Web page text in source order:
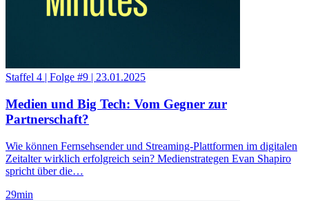
Staffel 4 | Folge #9 | 23.01.2025
Medien und Big Tech: Vom Gegner zur
Partnerschaft?
Wie können Fernsehsender und Streaming-Plattformen im digitalen
Zeitalter wirklich erfolgreich sein? Medienstrategen Evan Shapiro
spricht über die…
29min